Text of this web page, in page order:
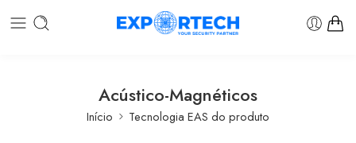
Acústico-Magnéticos
Início Tecnologia EAS do produto